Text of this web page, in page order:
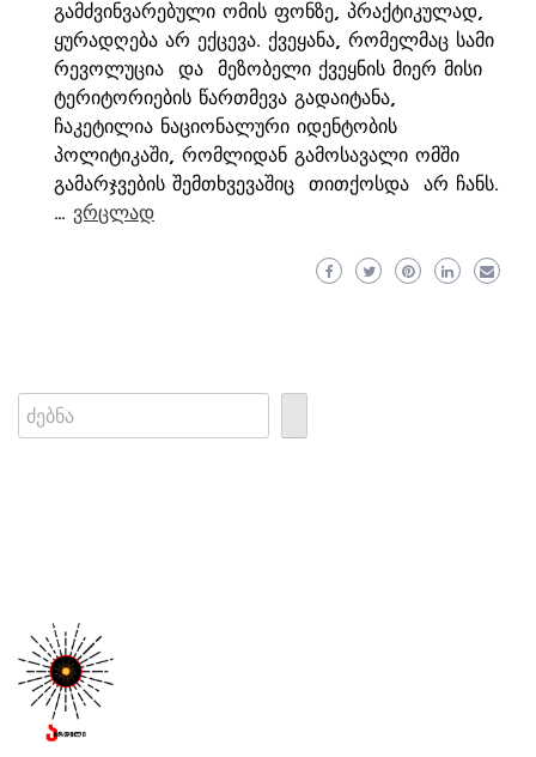
გამძვინვარებული ომის ფონზე, პრაქტიკულად,
ყურადღება არ ექცევა. ქვეყანა, რომელმაც სამი
რევოლუცია და მეზობელი ქვეყნის მიერ მისი
ტერიტორიების წართმევა გადაიტანა,
ჩაკეტილია ნაციონალური იდენტობის
პოლიტიკაში, რომლიდან გამოსავალი ომში
გამარჯვების შემთხვევაშიც თითქოსდა არ ჩანს.
… ვრცლად
Search